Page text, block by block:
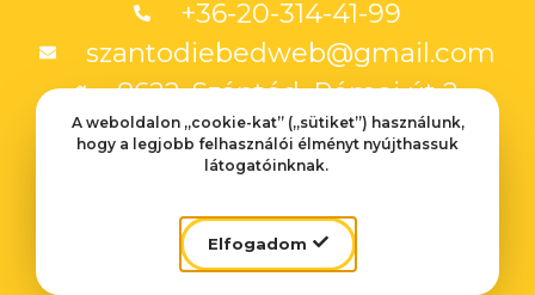
+36-20-314-41-99
szantodiebedweb@gmail.com
8622. Szántód, Római út 2.
Weboldalt készítette:
Fotók:
A weboldalon „cookie-kat” („sütiket”) használunk,
hogy a legjobb felhasználói élményt nyújthassuk
látogatóinknak.
Elfogadom